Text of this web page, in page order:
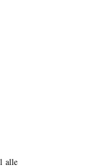
alle